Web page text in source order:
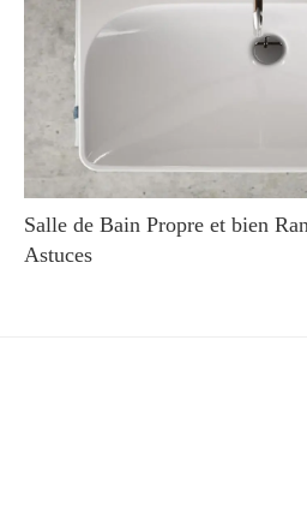
Salle de Bain Propre et bien
Astuces